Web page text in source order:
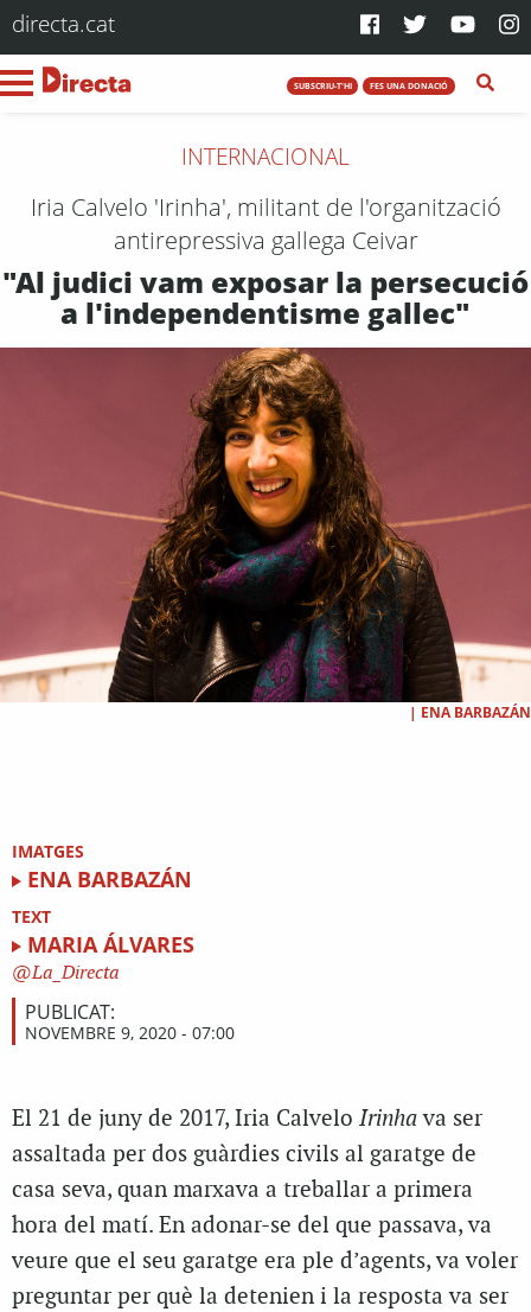
directa.cat
SUBSCRIU-T'HI FES UNA DONACIÓ
INTERNACIONAL
Iria Calvelo 'Irinha', militant de l'organització
antirepressiva gallega Ceivar
"Al judici vam exposar la persecució
a l'independentisme gallec"
| ENA BARBAZÁN
IMATGES
ENA BARBAZÁN
TEXT
MARIA ÁLVARES
La_Directa
PUBLICAT:
NOVEMBRE 9, 2020 - 07:00
El 21 de juny de 2017, Iria Calvelo Irinhava ser
assaltada per dos guàrdies civils al garatge de
casa seva, quan marxava a treballar a primera
hora del matí. En adonar-se del que passava, va
veure que el seu garatge era ple d’agents, va voler
preguntar per què la detenien i la resposta va ser